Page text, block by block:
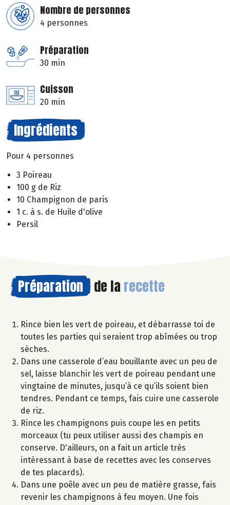
Nombre de personnes
4 personnes
Préparation
30 min
Cuisson
20 min
Ingrédients
Pour 4 personnes
3 Poireau
100 g de Riz
10 Champignon de paris
1 c. à s. de Huile d'olive
Persil
Préparation de la recette
Rince bien les vert de poireau, et débarrasse toi de
toutes les parties qui seraient trop abîmées ou trop
sèches.
Dans une casserole d’eau bouillante avec un peu de
sel, laisse blanchir les vert de poireau pendant une
vingtaine de minutes, jusqu’à ce qu’ils soient bien
tendres. Pendant ce temps, fais cuire une casserole
de riz.
Rince les champignons puis coupe les en petits
morceaux (tu peux utiliser aussi des champis en
conserve. D'ailleurs, on a fait un article très
intéressant à base de recettes avec les conserves
de tes placards).
Dans une poêle avec un peu de matière grasse, fais
revenir les champignons à feu moyen. Une fois